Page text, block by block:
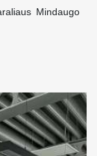
Mindaugo